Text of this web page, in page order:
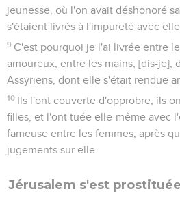
jeunesse, où l'on avait déshonoré
s'étaient livrés à l'impureté avec elle.
9 C'est pourquoi je l'ai livrée entre
amoureux, entre les mains, [dis-je],
Assyriens, dont elle s'était rendue
10 Ils l'ont couverte d'opprobre, ils
filles, et l'ont tuée elle-même avec
fameuse entre les femmes, après
jugements sur elle.
Jérusalem s'est prostituée